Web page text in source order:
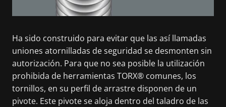
Ha sido construido para evitar que las así llamadas
uniones atornilladas de seguridad se desmonten sin
autorización. Para que no sea posible la utilización
prohibida de herramientas TORX® comunes, los
tornillos, en su perfil de arrastre disponen de un
pivote. Este pivote se aloja dentro del taladro de las